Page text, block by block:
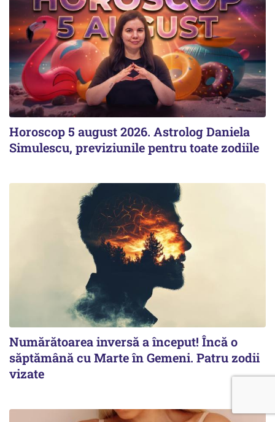
Horoscop 5 august 2026. Astrolog Daniela
Simulescu, previziunile pentru toate zodiile
Numărătoarea inversă a început! Încă o
săptămână cu Marte în Gemeni. Patru zodii
vizate